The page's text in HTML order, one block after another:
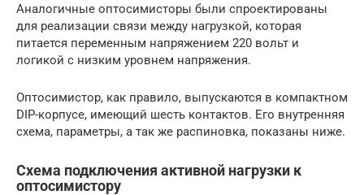
Аналогичные оптосимисторы были спроектированы
для реализации связи между нагрузкой, которая
питается переменным напряжением 220 вольт и
логикой с низким уровнем напряжения.
Оптосимистор, как правило, выпускаются в компактном
DIP-корпусе, имеющий шесть контактов. Его внутренняя
схема, параметры, а так же распиновка, показаны ниже.
Схема подключения активной нагрузки к
оптосимистору